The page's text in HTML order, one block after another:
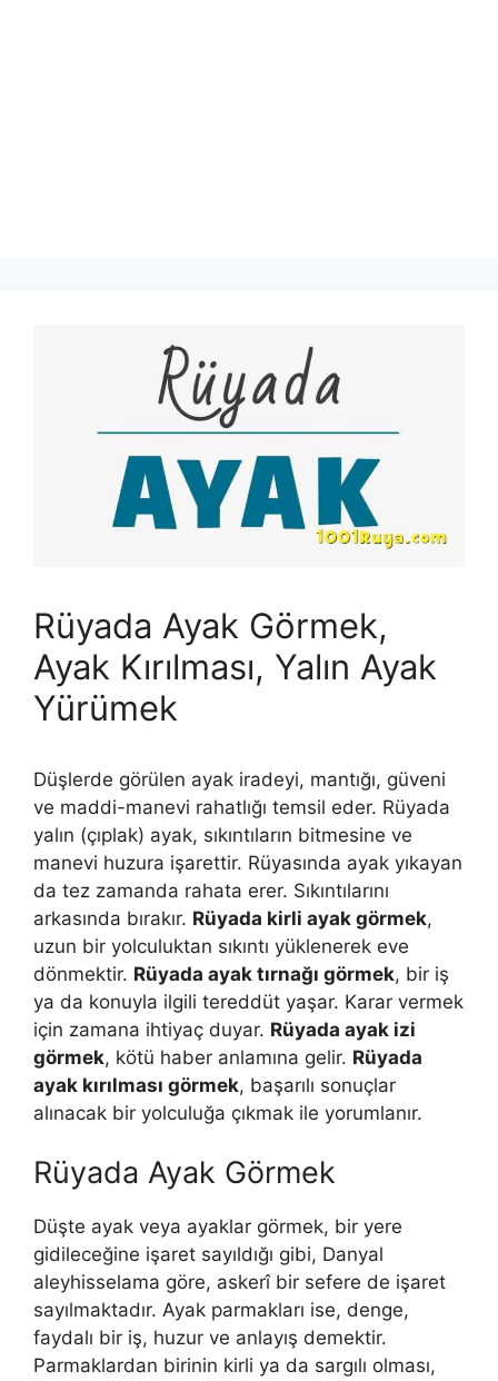
Rüyada Ayak Görmek,
Ayak Kırılması, Yalın Ayak
Yürümek
Düşlerde görülen ayak iradeyi, mantığı, güveni
ve maddi-manevi rahatlığı tem­sil eder. Rüyada
yalın (çıplak) ayak, sıkıntıların bitmesine ve
manevi huzura işarettir. Rüyasında ayak yıkayan
da tez zamanda rahata erer. Sı­kıntılarını
arkasında bırakır. Rüyada kirli ayak görmek,
uzun bir yolculuktan sı­kıntı yüklenerek eve
dönmektir. Rüyada ayak tırnağı görmek, bir iş
ya da konuyla ilgili tereddüt yaşar. Karar vermek
için zamana ihtiyaç duyar. Rüyada ayak izi
görmek, kötü haber anlamına gelir. Rüyada
ayak kırılması görmek, başarılı sonuçlar
alınacak bir yolculuğa çıkmak ile yorumlanır.
Rüyada Ayak Görmek
Düşte ayak veya ayaklar görmek, bir yere
gidilece­ğine işaret sayıldığı gibi, Danyal
aleyhisselama göre, askerî bir sefere de işaret
sayılmaktadır. Ayak parmakları ise, denge,
faydalı bir iş, huzur ve anlayış de­mektir.
Parmaklardan birinin kirli ya da sargılı olması,